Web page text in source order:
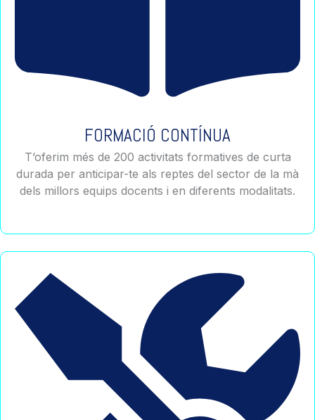
FORMACIÓ CONTÍNUA
T’oferim més de 200 activitats formatives de curta
durada per anticipar-te als reptes del sector de la mà
dels millors equips docents i en diferents modalitats.